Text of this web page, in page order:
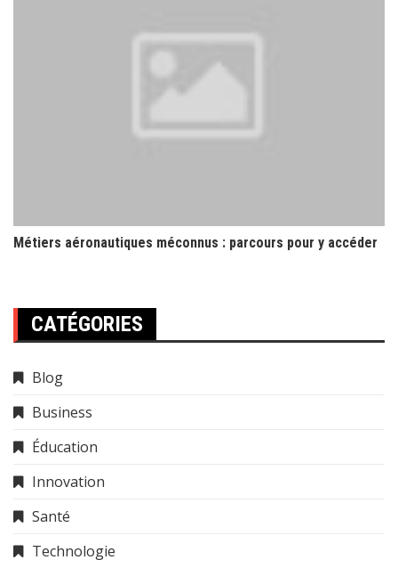
Métiers aéronautiques méconnus : parcours pour y accéder
CATÉGORIES
Blog
Business
Éducation
Innovation
Santé
Technologie